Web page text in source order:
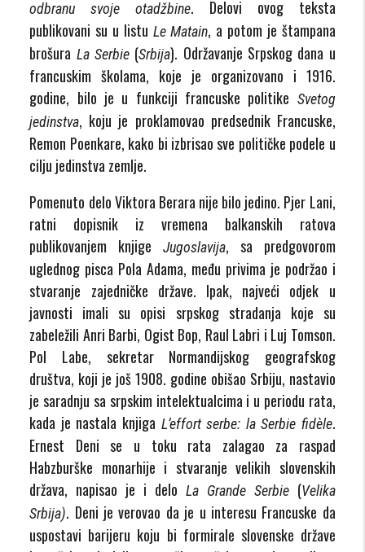
odbranu svoje otadžbine. Delovi ovog teksta
publikovani su u listu Le Matain, a potom je štampana
brošura La Serbie (Srbija). Održavanje Srpskog dana u
francuskim školama, koje je organizovano i 1916.
godine, bilo je u funkciji francuske politike Svetog
jedinstva, koju je proklamovao predsednik Francuske,
Remon Poenkare, kako bi izbrisao sve političke podele u
cilju jedinstva zemlje.
Pomenuto delo Viktora Berara nije bilo jedino. Pjer Lani,
ratni dopisnik iz vremena balkanskih ratova
publikovanjem knjige
Jugoslavija, sa predgovorom
uglednog pisca Pola Adama, među privima je podržao i
stvaranje zajedničke države. Ipak, najveći odjek u
javnosti imali su opisi srpskog stradanja koje su
zabeležili Anri Barbi, Ogist Bop, Raul Labri i Luj Tomson.
Pol Labe, sekretar Normandijskog geografskog
društva, koji je još 1908. godine obišao Srbiju, nastavio
je saradnju sa srpskim intelektualcima i u periodu rata,
kada je nastala knjiga L’effort serbe: la Serbie fidèle.
Ernest Deni se u toku rata zalagao za raspad
Habzburške monarhije i stvaranje velikih slovenskih
država, napisao je i delo La Grande Serbie(Velika
Srbija). Deni je verovao da je u interesu Francuske da
uspostavi barijeru koju bi formirale slovenske države